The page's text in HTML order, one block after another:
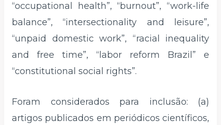
“occupational health”, “burnout”, “work-life
balance”, “intersectionality and leisure”,
“unpaid domestic work”, “racial inequality
and free time”, “labor reform Brazil” e
“constitutional social rights”.
Foram considerados para inclusão: (a)
artigos publicados em periódicos científicos,